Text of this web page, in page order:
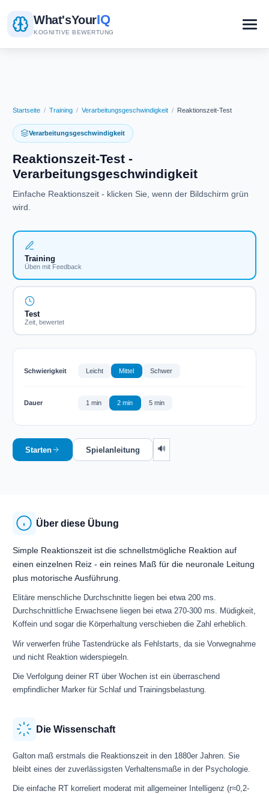
What'sYourIQ
KOGNITIVE BEWERTUNG
Startseite / Training / Verarbeitungsgeschwindigkeit / Reaktionszeit-Test
Verarbeitungsgeschwindigkeit
Reaktionszeit-Test -
Verarbeitungsgeschwindigkeit
Einfache Reaktionszeit - klicken Sie, wenn der Bildschirm grün
wird.
Training
Üben mit Feedback
Test
Zeit, bewertet
Schwierigkeit Leicht Mittel Schwer
Dauer 1 min 2 min 5 min
Starten Spielanleitung 🔊
Über diese Übung
Simple Reaktionszeit ist die schnellstmögliche Reaktion auf
einen einzelnen Reiz - ein reines Maß für die neuronale Leitung
plus motorische Ausführung.
Elitäre menschliche Durchschnitte liegen bei etwa 200 ms.
Durchschnittliche Erwachsene liegen bei etwa 270-300 ms. Müdigkeit,
Koffein und sogar die Körperhaltung verschieben die Zahl erheblich.
Wir verwerfen frühe Tastendrücke als Fehlstarts, da sie Vorwegnahme
und nicht Reaktion widerspiegeln.
Die Verfolgung deiner RT über Wochen ist ein überraschend
empfindlicher Marker für Schlaf und Trainingsbelastung.
Die Wissenschaft
Galton maß erstmals die Reaktionszeit in den 1880er Jahren. Sie
bleibt eines der zuverlässigsten Verhaltensmaße in der Psychologie.
Die einfache RT korreliert moderat mit allgemeiner Intelligenz (r≈0,2-